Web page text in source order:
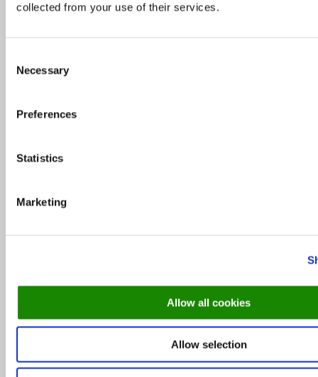
collected from your use of their services.
Selection
Necessary
Preferences
Statistics
Marketing
Allow all cookies
Allow selection
Intervjuu/Soovitused
Sügis restoran SMAK-is: intervjuu peakokaga,
värske menüü ja DinnerDays festival